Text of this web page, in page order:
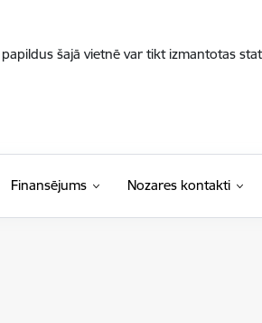
šajā vietnē var tikt izmantotas
Finansējums Nozares kontakti